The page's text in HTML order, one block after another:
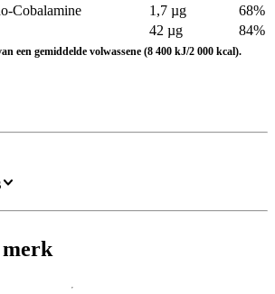
Cobalamine
1,7 µg
68%
42 µg 84%
een gemiddelde volwassene (8 400 kJ/2 000 kcal).